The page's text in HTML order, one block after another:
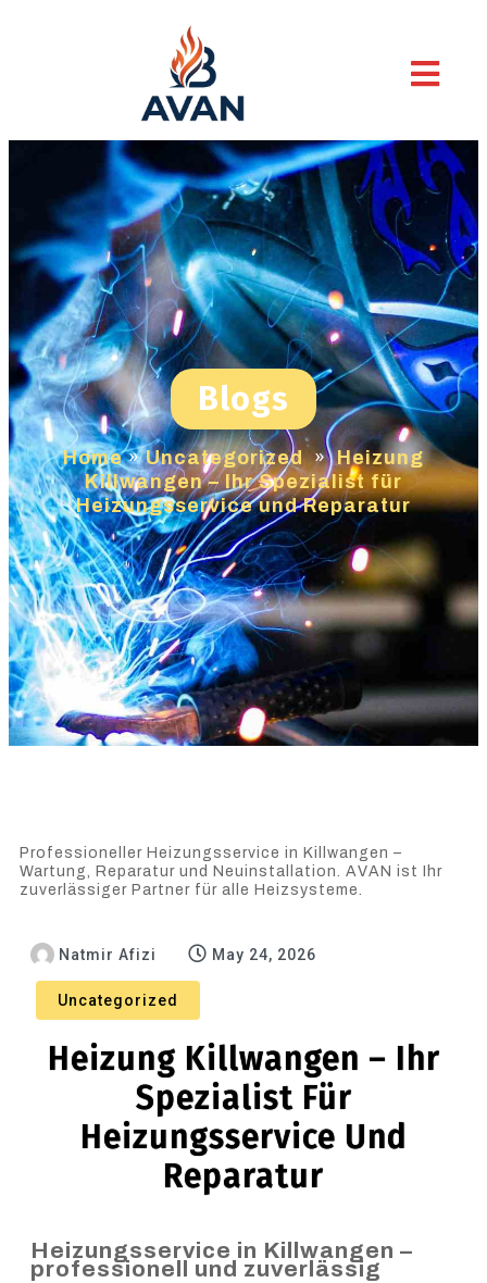
Blogs
Home»Uncategorized » Heizung
Killwangen – Ihr Spezialist für
Heizungsservice und Reparatur
Professioneller Heizungsservice in Killwangen –
Wartung, Reparatur und Neuinstallation. AVAN ist Ihr
zuverlässiger Partner für alle Heizsysteme.
Natmir Afizi May 24, 2026
Uncategorized
Heizung Killwangen – Ihr
Spezialist Für
Heizungsservice Und
Reparatur
Heizungsservice in Killwangen –
professionell und zuverlässig